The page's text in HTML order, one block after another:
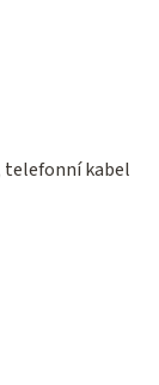
telefonní kabel